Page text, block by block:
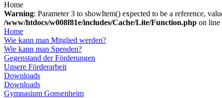
Home
Warning: Parameter 3 to showItem() expected to be a reference,
/www/htdocs/w008f81e/includes/Cache/Lite/Function.php on line
Home
Wie kann man Mitglied werden?
Wie kann man Spenden?
Gegenstand der Förderungen
Unsere Förderarbeit
Downloads
Downloads
Gymnasium Gonsenheim